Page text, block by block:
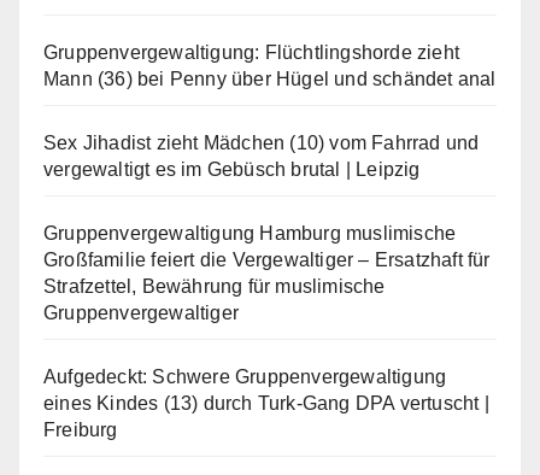
Gruppenvergewaltigung: Flüchtlingshorde zieht
Mann (36) bei Penny über Hügel und schändet anal
Sex Jihadist zieht Mädchen (10) vom Fahrrad und
vergewaltigt es im Gebüsch brutal | Leipzig
Gruppenvergewaltigung Hamburg muslimische
Großfamilie feiert die Vergewaltiger – Ersatzhaft für
Strafzettel, Bewährung für muslimische
Gruppenvergewaltiger
Aufgedeckt: Schwere Gruppenvergewaltigung
eines Kindes (13) durch Turk-Gang DPA vertuscht |
Freiburg